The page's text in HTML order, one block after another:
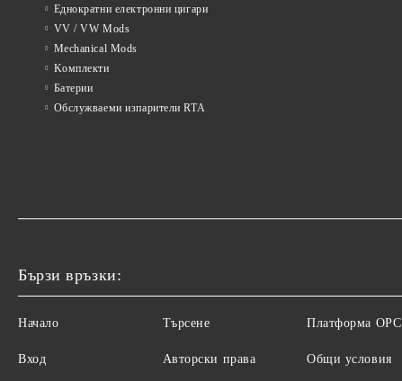
Еднократни електронни цигари
VV / VW Mods
Mechanical Mods
Kомплекти
Батерии
Обслужваеми изпарители RTA
Бързи връзки:
Начало
Вход
Търсене
Авторски права
Платформа ОРС
Общи условия